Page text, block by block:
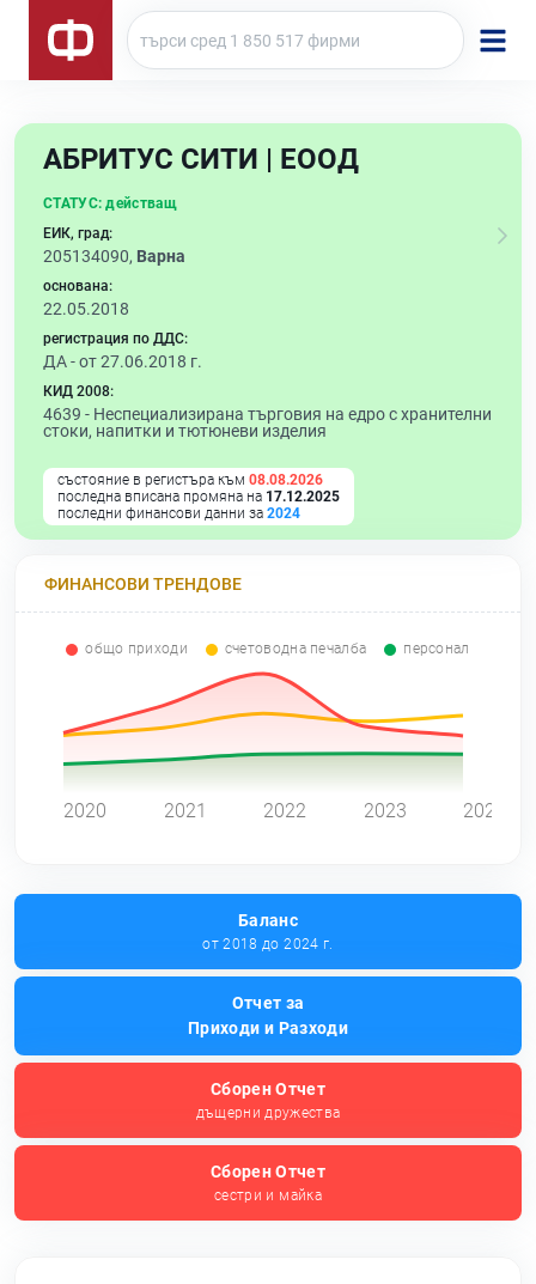
АБРИТУС СИТИ | ЕООД
СТАТУС: действащ
ЕИК, град:
205134090, Варна
основана:
22.05.2018
регистрация по ДДС:
ДА - от 27.06.2018 г.
КИД 2008:
4639 - Неспециализирана търговия на едро с хранителни
стоки, напитки и тютюневи изделия
състояние в регистъра към 08.08.2026
последна вписана промяна на 17.12.2025
последни финансови данни за 2024
ФИНАНСОВИ ТРЕНДОВЕ
общо приходи счетоводна печалба персонал
2020 2021 2022 2023 2024
Баланс
от 2018 до 2024 г.
Отчет за
Приходи и Разходи
Сборен Отчет
дъщерни дружества
Сборен Отчет
сестри и майка